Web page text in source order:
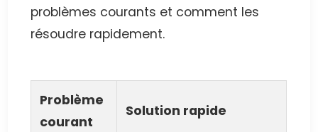
problèmes courants et comment les
résoudre rapidement.
Problème
courant
Solution rapide